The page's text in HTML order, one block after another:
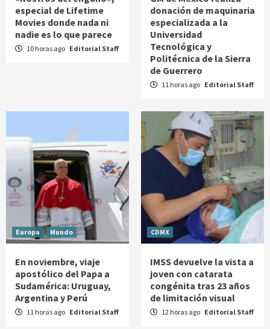
especial de Lifetime
Movies donde nada ni
nadie es lo que parece
10 horas ago Editorial Staff
donación de maquinaria
especializada a la
Universidad
Tecnológica y
Politécnica de la Sierra
de Guerrero
11 horas ago Editorial Staff
Europa Mundo
En noviembre, viaje
apostólico del Papa a
Sudamérica: Uruguay,
Argentina y Perú
11 horas ago Editorial Staff
CDMX
IMSS devuelve la vista a
joven con catarata
congénita tras 23 años
de limitación visual
12 horas ago Editorial Staff